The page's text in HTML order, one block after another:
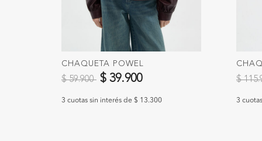
CHAQUETA POWEL
Precio reducido de
$ 59.900 a$ 39.900
3 cuotas sin interés de $ 13.300
$
3